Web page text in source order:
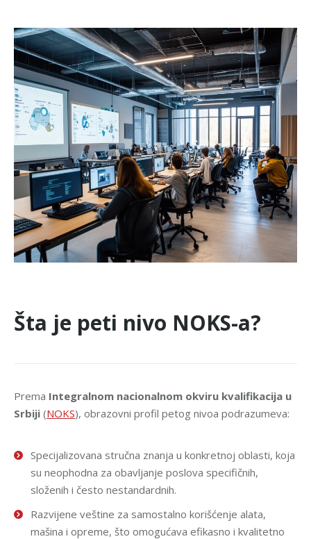
Šta je peti nivo NOKS-a?
Prema Integralnom nacionalnom okviru kvalifikacija u
Srbiji (NOKS), obrazovni profil petog nivoa podrazumeva:
Specijalizovana stručna znanja u konkretnoj oblasti, koja
su neophodna za obavljanje poslova specifičnih,
složenih i često nestandardnih.
Razvijene veštine za samostalno korišćenje alata,
mašina i opreme, što omogućava efikasno i kvalitetno